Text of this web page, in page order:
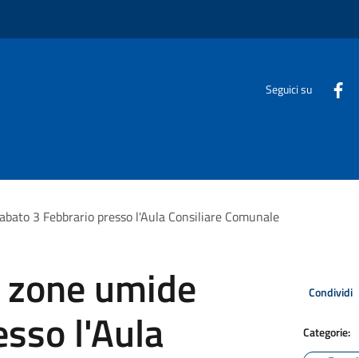
Seguici su
3 Febbrario presso l'Aula Consiliare Comunale
umide
l'Aula
Condividi
Categorie: